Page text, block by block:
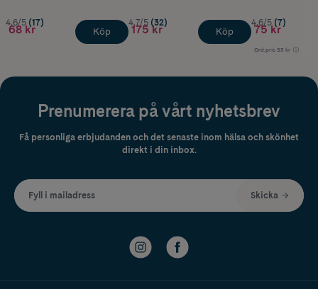
4.6/5 (17)
68 kr Köp
4.7/5 (32)
175 kr Köp
4.6/5 (7)
75 kr
Ord.pris 93 kr
Prenumerera på vårt nyhetsbrev
Få personliga erbjudanden och det senaste inom hälsa och skönhet
direkt i din inbox.
Fyll i mailadress Skicka